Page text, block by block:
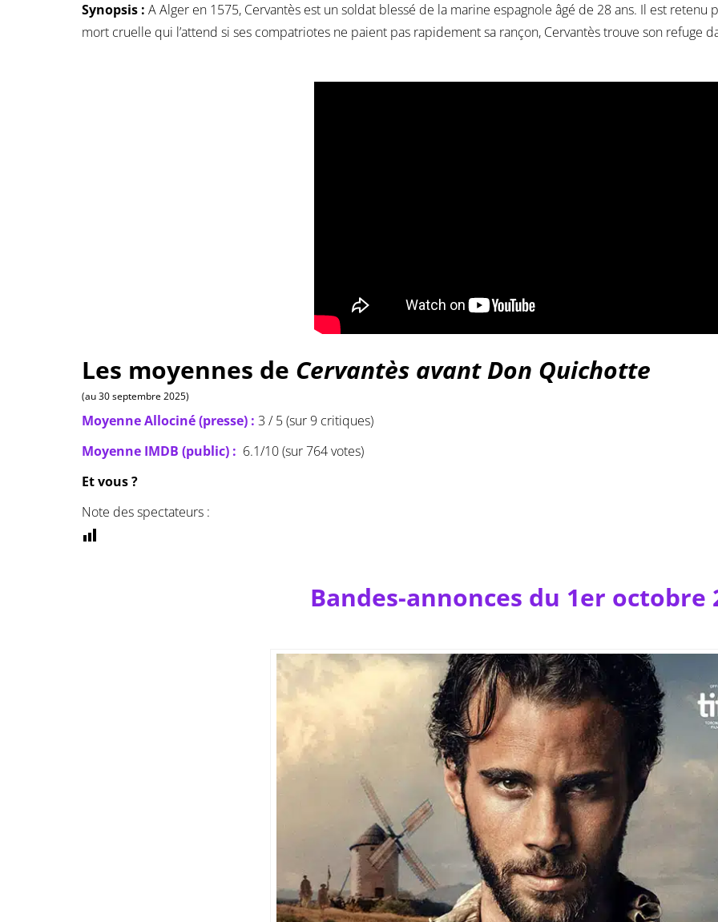
Synopsis : A Alger en 1575, Cervantès est un soldat blessé de la marine espagnole âgé de 28 ans. Il est
mort cruelle qui l’attend si ses compatriotes ne paient pas rapidement sa rançon, Cervantès trouve son refuge
Les moyennes de Cervantès avant Don Quichotte
(au 30 septembre 2025)
Moyenne Allociné (presse) : 3 / 5 (sur 9 critiques)
Moyenne IMDB (public) : 6.1/10 (sur 764 votes)
Et vous ?
Note des spectateurs :
Bandes-annonces du 1er octobre